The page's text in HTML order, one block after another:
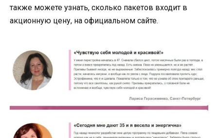
также можете узнать, сколько пакетов входит в
акционную цену, на официальном сайте.